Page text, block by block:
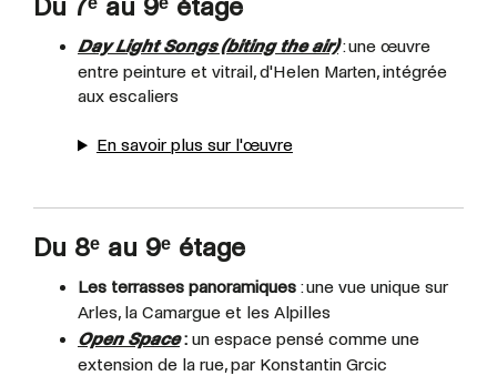
Du 7ᵉ au 9ᵉ étage
Day Light Songs (biting the air): une œuvre
entre peinture et vitrail, d'Helen Marten, intégrée
aux escaliers
En savoir plus sur l'œuvre
Du 8ᵉ au 9ᵉ étage
Les terrasses panoramiques : une vue unique sur
Arles, la Camargue et les Alpilles
Open Space : un espace pensé comme une
extension de la rue, par Konstantin Grcic